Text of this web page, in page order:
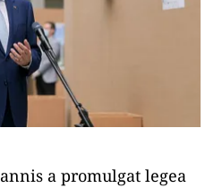
a promulgat legea